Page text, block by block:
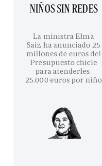
NIÑOS SIN REDES
La ministra Elma
Saiz ha anunciado 25
millones de euros del
Presupuesto chicle
para atenderles.
25.000 euros por niño